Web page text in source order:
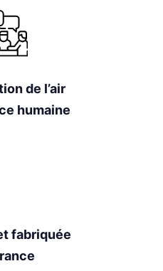
de l’air
humaine
fabriquée